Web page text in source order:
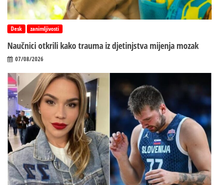
Desk zanimljivosti
Naučnici otkrili kako trauma iz d‌jetinjstva mijenja mozak
07/08/2026